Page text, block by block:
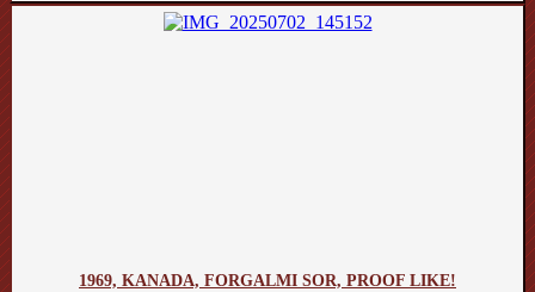
1969, KANADA, FORGALMI SOR, PROOF LIKE!